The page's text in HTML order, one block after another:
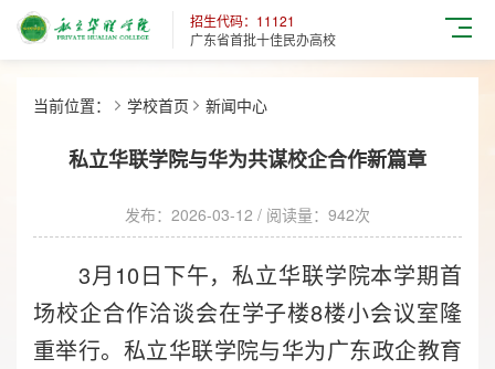
招生代码：11121
广东省首批十佳民办高校
当前位置： 学校首页 新闻中心
私立华联学院与华为共谋校企合作新篇章
发布：2026-03-12 / 阅读量： 942次
3月10日下午，私立华联学院本学期首
场校企合作洽谈会在学子楼8楼小会议室隆
重举行。私立华联学院与华为广东政企教育